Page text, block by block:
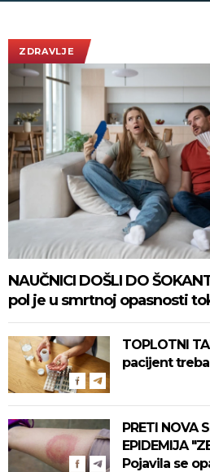
ZDRAVLJE
NAUČNICI DOŠLI DO
pol je u smrtnoj opasnosti
TOPLOTNI
pacijent
PRETI NOVA
EPIDEMIJA
Pojavila se